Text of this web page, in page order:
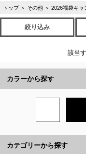
トップ ＞ その他 ＞ 2026福袋キャ
絞り込み
該当
カラーから探す
カテゴリーから探す